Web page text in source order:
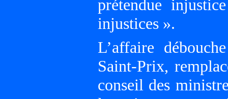
prétendue
injustices ».
L’affaire
Saint-Prix,
conseil des